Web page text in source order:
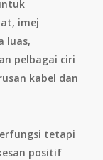
imej
luas,
pelbagai ciri
kabel dan
tetapi
positif